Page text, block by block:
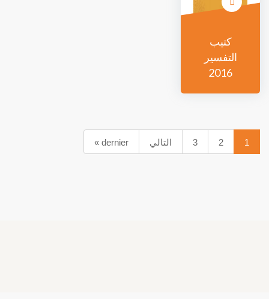
كتيب
التفسير
2016
1
2
3 التالي dernier »